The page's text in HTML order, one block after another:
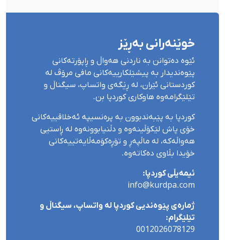
خوێنەرانی بەڕێز
ئێوە دەتوانن بە ناردنی هەواڵ و ڕاپۆرتەکانی
پێوەندیدار بە پیشێلکارییەکانی مافی مرۆڤ لە
کوردستانی ئێران، لە ڕێگەی واتساپ، سیگناڵ و
تێلێگرامەوە هاوکاری کوردپا بن.
کوردپا بە پێبەندبوون بە پرەنسیپە ئەخلاقییەکانی
خۆی پاش لێکۆڵینەوە و دڵنیابوونەوە لە ڕاستیی
هەواڵەکە، لە ماڵپەڕ و تۆڕەکۆمەڵایەتییەکانی
خۆیدا بڵاوی دەکاتەوە.
ئیمەیڵی کوردپا:
info@kurdpa.com
ژمارەی پێوەندیی کوردپا لە واتساپ، سیگناڵ و
تێلێگرام:
0012026078129